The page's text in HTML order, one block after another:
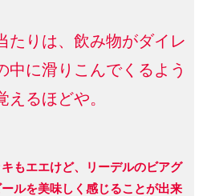
たりは、飲み物がダイレ
中に滑りこんでくるよう
えるほどや。
もエエけど、リーデルのビアグ
ルを美味しく感じることが出来